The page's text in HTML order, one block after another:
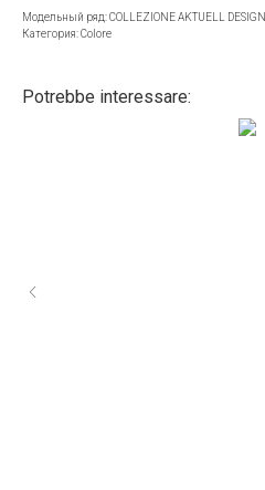
Модельный ряд: COLLEZIONE AKTUELL DESIGN
Категория: Colore
Potrebbe interessare: